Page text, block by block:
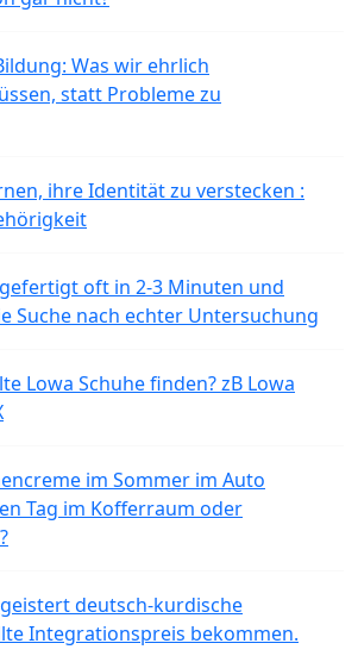
Was wir ehrlich
statt Probleme zu
ihre Identität zu verstecken :
oft in 2-3 Minuten und
Suche nach echter Untersuchung
Lowa Schuhe finden? zB Lowa
im Sommer im Auto
Tag im Kofferraum oder
deutsch-kurdische
Integrationspreis bekommen.